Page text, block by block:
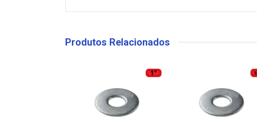
Produtos Relacionados